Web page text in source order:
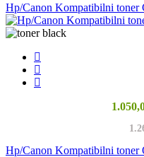
Hp/Canon Kompatibilni
Hp/Canon Kompatibilni toner